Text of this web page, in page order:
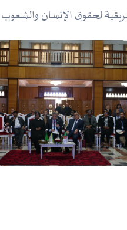
والشعوب بزيارة الى المحكمة العليـا